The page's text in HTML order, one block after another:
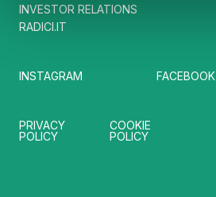
INVESTOR RELATIONS
RADICI.IT
INSTAGRAM FACEBOOK
PRIVACY
POLICY
COOKIE
POLICY